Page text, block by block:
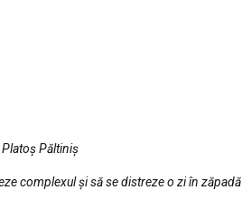
Platoș Păltiniș
complexul și să se distreze o zi în zăpadă